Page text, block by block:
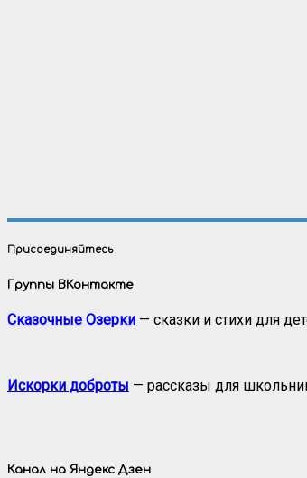
Присоединяйтесь
Группы ВКонтакте
Сказочные Озерки — сказки и стихи для
Искорки доброты — рассказы для
Канал на Яндекс.Дзен